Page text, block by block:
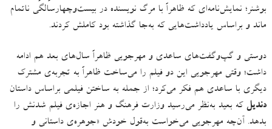
بوشنر؛ نمایش‌نامه‌ای که ظاهراً با مرگ نویسنده در بیست‌وچهارسالگی ناتمام
ماند و براساس یادداشت‌هایی که به‌جا گذاشته بود کاملش کردند.
دوستی‌ و گپ‌وگفت‌های ساعدی و مهرجویی ظاهراً سال‌های بعد هم ادامه
داشت؛ وقتی مهرجویی این دو فیلم را می‌ساخت ظاهراً به تجربه‌ی مشترک
دیگری با ساعدی هم فکر می‌کرد؛ از جمله به ساختن فیلمی براساس داستان
دندیل که بعید به‌نظر می‌رسید وزارت فرهنگ و هنر اجازه‌ی فیلم شدنش را
بدهد. آن‌چه مهرجویی می‌خواست به‌قول خودش «جوهره‌ی داستانی و